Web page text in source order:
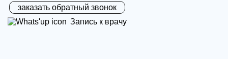
заказать обратный звонок
Запись к врачу